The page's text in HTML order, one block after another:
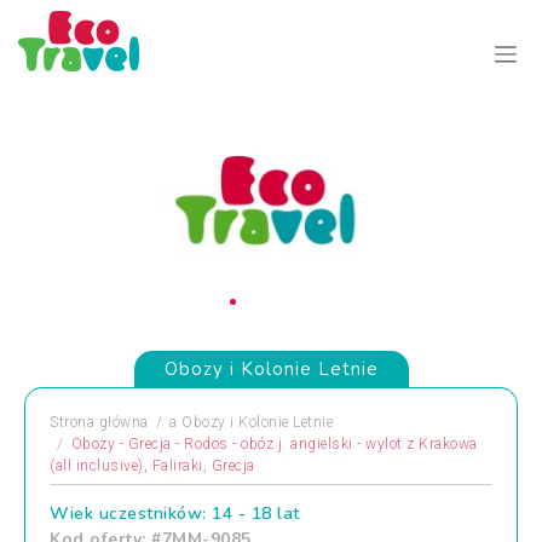
Obozy i Kolonie Letnie
Strona główna a Obozy i Kolonie Letnie
Obozy - Grecja - Rodos - obóz j. angielski - wylot z Krakowa
(all inclusive), Faliraki, Grecja
Wiek uczestników: 14 - 18 lat